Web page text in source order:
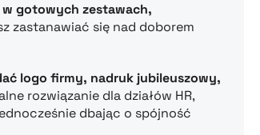
gotowych zestawach,
zastanawiać się nad doborem
logo firmy, nadruk jubileuszowy,
rozwiązanie dla działów HR,
dbając o spójność